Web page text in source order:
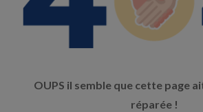
OUPS il semble que cette page
réparée !